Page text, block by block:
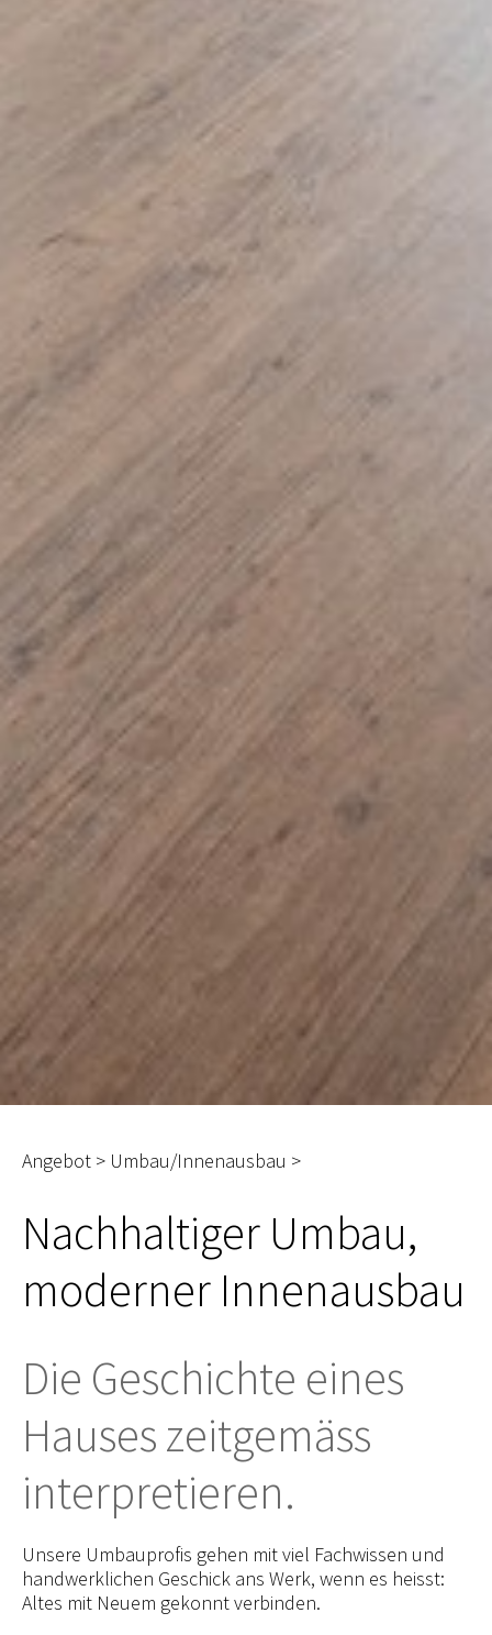
Angebot > Umbau/Innenausbau >
Nachhaltiger Umbau,
moderner Innenausbau
Die Geschichte eines
Hauses zeitgemäss
interpretieren.
Unsere Umbauprofis gehen mit viel Fachwissen und
handwerklichen Geschick ans Werk, wenn es heisst:
Altes mit Neuem gekonnt verbinden.